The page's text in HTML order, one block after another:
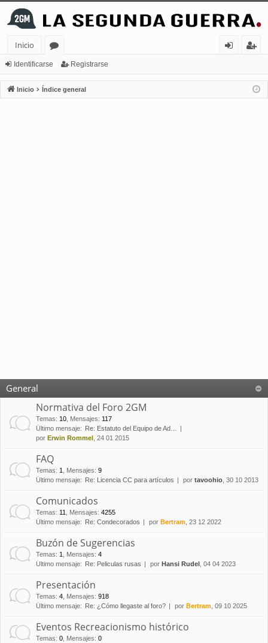
Inicio
or
os
nt
ifi
ist
ra
Identificarse Registrarse
Inicio Índice general
General
Normativa del Foro 2GM
Temas: 10 Mensajes: 117
Último mensaje:
Re: Estatuto del Equipo de Ad…
por Erwin Rommel , 24 01 2015
FAQ
Temas: 1 Mensajes: 9
Último mensaje:
Re: Licencia CC para artículos por tavoohio , 30 10 2013
Comunicados
Temas: 11 Mensajes: 4255
Último mensaje:
Re: Condecorados por Bertram , 23 12 2022
Buzón de Sugerencias
Temas: 1 Mensajes: 4
Último mensaje:
Re: Peliculas rusas por Hansi Rudel , 04 04 2023
Presentación
Temas: 4 Mensajes: 918
Último mensaje:
Re: ¿Cómo llegaste al foro? por Bertram , 09 10 2025
Eventos Recreacionismo histórico
Temas: 0 Mensajes: 0